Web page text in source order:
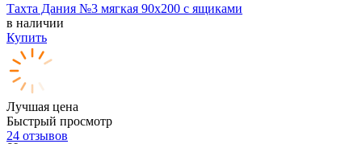
Тахта Дания №3 мягкая 90х200 с ящиками
в наличии
Купить
Лучшая цена
Быстрый просмотр
24 отзывов